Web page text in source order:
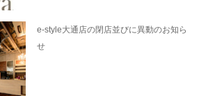
e-style大通店の閉店並びに異動のお知ら
せ